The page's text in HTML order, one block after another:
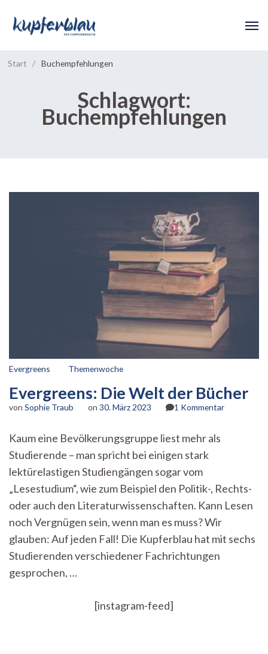
Start / Buchempfehlungen
Schlagwort:
Buchempfehlungen
Evergreens Themenwoche
Evergreens: Die Welt der Bücher
von Sophie Traub on 30. März 2023 1 Kommentarzu
Kaum eine Bevölkerungsgruppe liest mehr als
Studierende – man spricht bei einigen stark
lektürelastigen Studiengängen sogar vom
„Lesestudium“, wie zum Beispiel den Politik-, Rechts-
oder auch den Literaturwissenschaften. Kann Lesen
noch Vergnügen sein, wenn man es muss? Wir
glauben: Auf jeden Fall! Die Kupferblau hat mit sechs
Studierenden verschiedener Fachrichtungen
gesprochen, …
[instagram-feed]